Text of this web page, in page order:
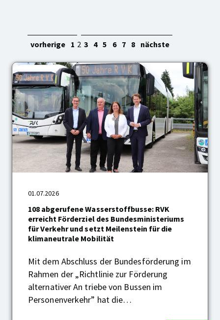
vorherige 1 2 3 4 5 6 7 8 nächste
01.07.2026
108 abgerufene Wasserstoffbusse: RVK
erreicht Förderziel des Bundesministeriums
für Verkehr und setzt Meilenstein für die
klimaneutrale Mobilität
Mit dem Abschluss der Bundesförderung im
Rahmen der „Richtlinie zur Förderung
alternativer An triebe von Bussen im
Personenverkehr” hat die…
108
abgerufene
Wasserstoffbusse:
RVK
erreicht
des
Bundesministeriums
für
Verkehr
und